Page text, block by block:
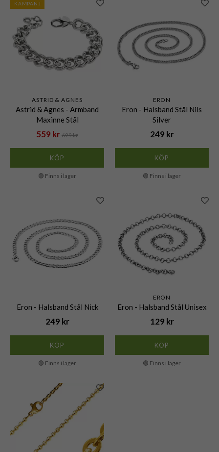
KAMPANJ
ASTRID & AGNES
Astrid & Agnes - Armband
Maxinne Stål
559 kr 699 kr
KÖP
🟢 Finns i lager
ERON
Eron - Halsband Stål Nils
Silver
249 kr
KÖP
🟢 Finns i lager
Eron - Halsband Stål Nick
249 kr
KÖP
🟢 Finns i lager
ERON
Eron - Halsband Stål Unisex
129 kr
KÖP
🟢 Finns i lager